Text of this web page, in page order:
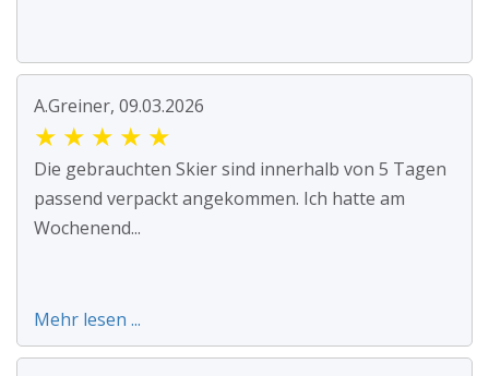
A.Greiner, 09.03.2026
★ ★ ★ ★ ★
Die gebrauchten Skier sind innerhalb von 5 Tagen
passend verpackt angekommen. Ich hatte am
Wochenend...
Mehr lesen ...